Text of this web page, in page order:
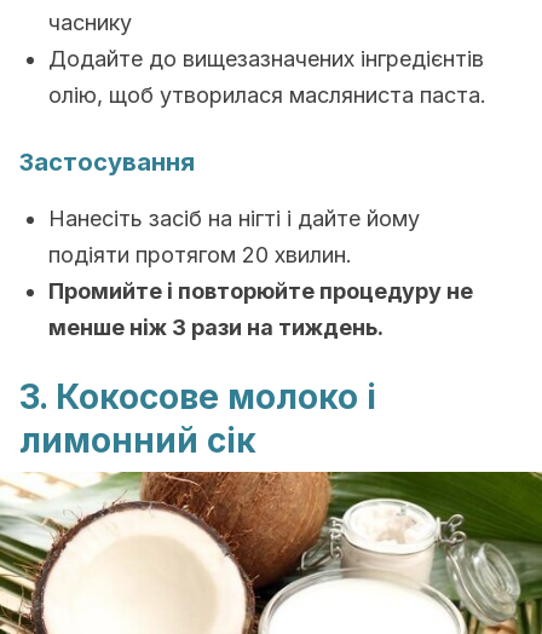
часнику
Додайте до вищезазначених інгредієнтів
олію, щоб утворилася масляниста паста.
Застосування
Нанесіть засіб на нігті і дайте йому
подіяти протягом 20 хвилин.
Промийте і повторюйте процедуру не
менше ніж 3 рази на тиждень.
3. Кокосове молоко і
лимонний сік